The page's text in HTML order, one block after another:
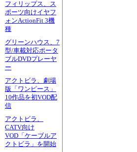
フィリップス、ス
ポーツ向けイヤフ
ォンActionFit 3機
種
グリーンハウス、7
型/車載対応ポータ
ブルDVDプレーヤ
ー
アクトビラ、劇場
版「ワンピース」
10作品を初VOD配
信
アクトビラ、
CATV向け
VOD「ケーブルア
クトビラ」を開始